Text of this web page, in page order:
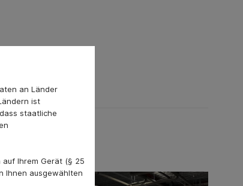
an Länder
ist
staatliche
auf Ihrem Gerät (§ 25
Ihnen ausgewählten